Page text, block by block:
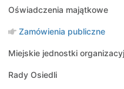
Oświadczenia majątkowe
Zamówienia publiczne
Miejskie jednostki
Rady Osiedli